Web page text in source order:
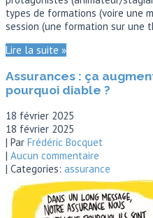
types de formations (voire une
session (une formation sur une
Lire la suite »
Assurances : ça
pourquoi diable ?
18 février 2025
18 février 2025
| Par Frédéric Bocquet
| Aucun commentaire
| Categories: assurance